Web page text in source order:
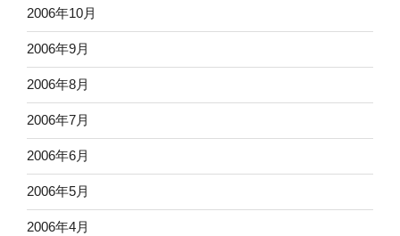
2006年10月
2006年9月
2006年8月
2006年7月
2006年6月
2006年5月
2006年4月